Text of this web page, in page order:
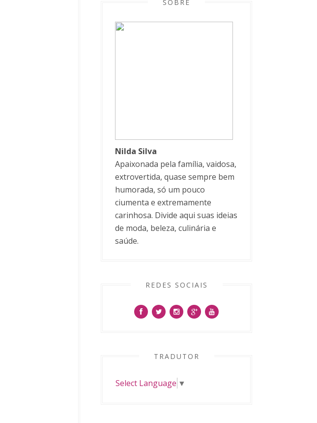
SOBRE
Nilda Silva
Apaixonada pela família, vaidosa,
extrovertida, quase sempre bem
humorada, só um pouco
ciumenta e extremamente
carinhosa. Divide aqui suas ideias
de moda, beleza, culinária e
saúde.
REDES SOCIAIS
TRADUTOR
Select Language ▼